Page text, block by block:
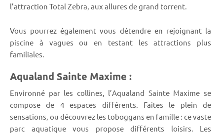
l’attraction Total Zebra, aux allures de grand torrent.
Vous pourrez également vous détendre en rejoignant la
piscine à vagues ou en testant les attractions plus
familiales.
Aqualand Sainte Maxime :
Environné par les collines, l’Aqualand Sainte Maxime se
compose de 4 espaces différents. Faites le plein de
sensations, ou découvrez les toboggans en famille : ce vaste
parc aquatique vous propose différents loisirs. Les